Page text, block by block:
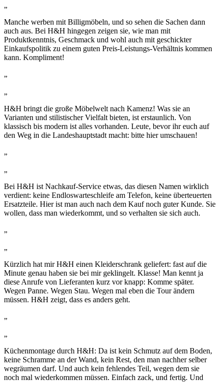
„
Manche werben mit Billigmöbeln, und so sehen die Sachen dann
auch aus. Bei H&H hingegen zeigen sie, wie man mit
Produktkenntnis, Geschmack und wohl auch mit geschickter
Einkaufspolitik zu einem guten Preis-Leistungs-Verhältnis kommen
kann. Kompliment!
„
„
H&H bringt die große Möbelwelt nach Kamenz! Was sie an
Varianten und stilistischer Vielfalt bieten, ist erstaunlich. Von
klassisch bis modern ist alles vorhanden. Leute, bevor ihr euch auf
den Weg in die Landeshauptstadt macht: bitte hier umschauen!
„
„
Bei H&H ist Nachkauf-Service etwas, das diesen Namen wirklich
verdient: keine Endloswarteschleife am Telefon, keine überteuerten
Ersatzteile. Hier ist man auch nach dem Kauf noch guter Kunde. Sie
wollen, dass man wiederkommt, und so verhalten sie sich auch.
„
„
Kürzlich hat mir H&H einen Kleiderschrank geliefert: fast auf die
Minute genau haben sie bei mir geklingelt. Klasse! Man kennt ja
diese Anrufe von Lieferanten kurz vor knapp: Komme später.
Wegen Panne. Wegen Stau. Wegen mal eben die Tour ändern
müssen. H&H zeigt, dass es anders geht.
„
„
Küchenmontage durch H&H: Da ist kein Schmutz auf dem Boden,
keine Schramme an der Wand, kein Rest, den man nachher selber
wegräumen darf. Und auch kein fehlendes Teil, wegen dem sie
noch mal wiederkommen müssen. Einfach zack, und fertig. Und